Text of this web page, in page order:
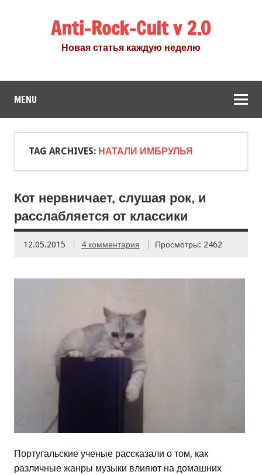
Anti-Rock-Cult v 2.0
Новая статья каждую неделю
MENU
TAG ARCHIVES: НАТАЛИ ИМБРУЛЬЯ
Кот нервничает, слушая рок, и
расслабляется от классики
12.05.2015 4 комментария Просмотры: 2462
Португальские ученые рассказали о том, как
различные жанры музыки влияют на домашних